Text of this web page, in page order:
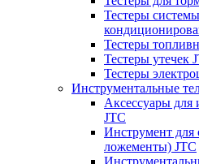
Тестеры
Тестеры
Тестеры утечек
Тестеры
Инструментальные
Аксессуары для
JTC
Инструмент для
ложементы) JTC